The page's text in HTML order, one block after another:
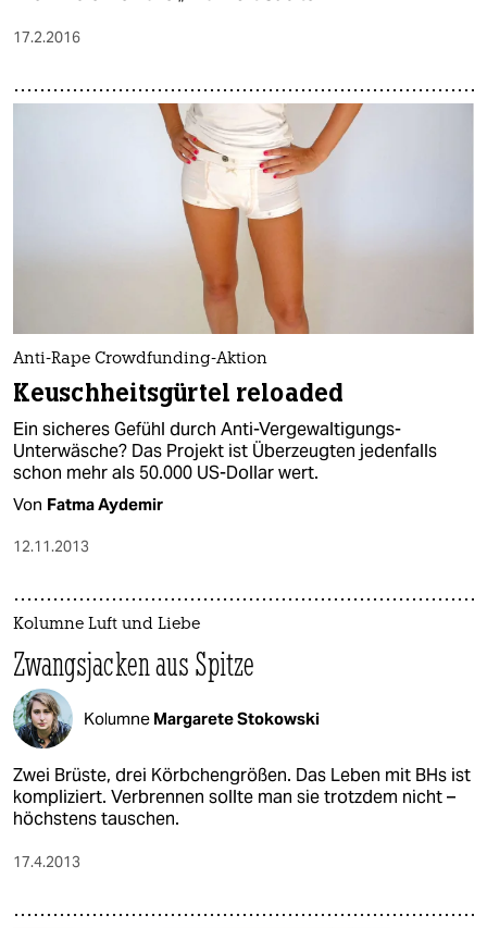
17.2.2016
Anti-Rape Crowdfunding-Aktion
Keuschheitsgürtel reloaded
Ein sicheres Gefühl durch Anti-Vergewaltigungs-
Unterwäsche? Das Projekt ist Überzeugten jedenfalls
schon mehr als 50.000 US-Dollar wert.
Von Fatma Aydemir
12.11.2013
Kolumne Luft und Liebe
Zwangsjacken aus Spitze
Kolumne Margarete Stokowski
Zwei Brüste, drei Körbchengrößen. Das Leben mit BHs ist
kompliziert. Verbrennen sollte man sie trotzdem nicht –
höchstens tauschen.
17.4.2013